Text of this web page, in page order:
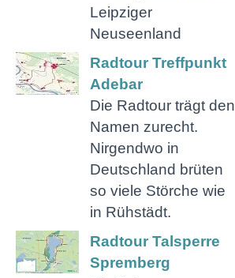
Leipziger
Neuseenland
Radtour Treffpunkt
Adebar
Die Radtour trägt den
Namen zurecht.
Nirgendwo in
Deutschland brüten
so viele Störche wie
in Rühstädt.
Radtour Talsperre
Spremberg